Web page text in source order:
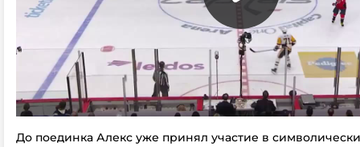
До поединка Алекс уже принял участие в